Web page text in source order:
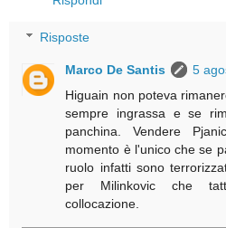
Risposte
Marco De Santis
5
Higuain non poteva
sempre ingrassa e se
panchina. Vendere
momento è l'unico che se
ruolo infatti sono
per Milinkovic che
collocazione.